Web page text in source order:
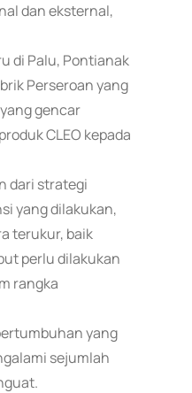
dan eksternal,
di Palu, Pontianak
Perseroan yang
gencar
CLEO kepada
dari strategi
yang dilakukan,
terukur, baik
perlu dilakukan
rangka
yang
sejumlah